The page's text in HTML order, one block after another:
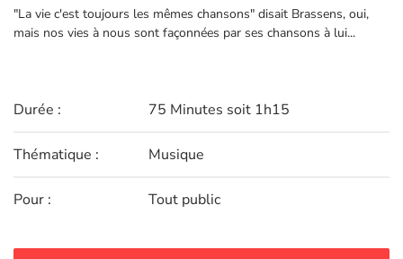
"La vie c'est toujours les mêmes chansons" disait Brassens, oui,
mais nos vies à nous sont façonnées par ses chansons à lui...
Durée : 75 Minutes soit 1h15
Thématique : Musique
Pour : Tout public